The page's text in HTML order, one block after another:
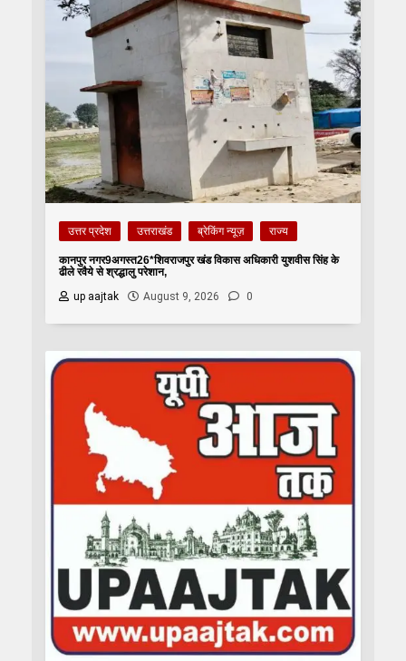
उत्तर प्रदेश उत्तराखंड ब्रेकिंग न्यूज़ राज्य
कानपुर नगर9अगस्त26*शिवराजपुर खंड विकास अधिकारी युशवीस सिंह के
ढीले रवैये से श्रद्धालु परेशान,
up aajtak
August 9, 2026 0